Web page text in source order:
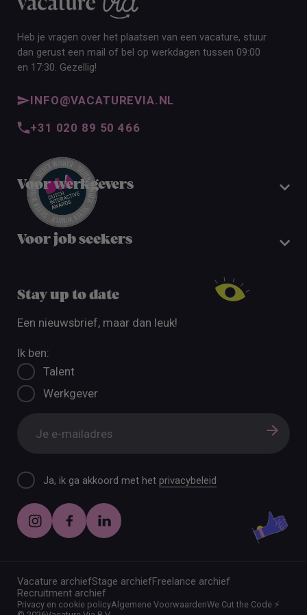
Heb je vragen over het plaatsen van een vacature, stuur
dan gerust een mail of bel op werkdagen tussen 09:00
en 17:30. Gezellig!
INFO@VACATUREVIA.NL
+31 020 89 50 466
Voor werkgevers
Voor job seekers
Stay up to date
Een nieuwsbrief, maar dan leuk!
Ik ben:
Talent
Werkgever
Ja, ik ga akkoord met hetprivacybeleid
Vacature archiefStage archiefFreelance archief
Recruitment archief
Privacy en cookie policyAlgemene VoorwaardenWe Cut the Code ⚡️